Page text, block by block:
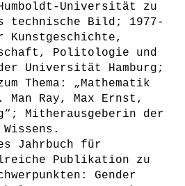
Universität zu
technische Bild; 1977-
Kunstgeschichte,
Politologie und
Universität Hamburg;
Thema: „Mathematik
Man Ray, Max Ernst,
Mitherausgeberin der
Jahrbuch für
Publikation zu
Gender